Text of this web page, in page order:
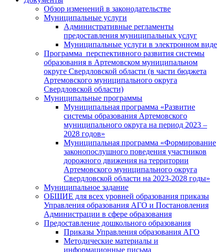
Обзор изменений в законодательстве
Муниципальные услуги
Административные регламенты
предоставления муниципальных услуг
Муниципальные услуги в электронном виде
Программа перспективного развития системы
образования в Артемовском муниципальном
округе Свердловской области (в части бюджета
Артемовского муниципального округа
Свердловской области)
Муниципальные программы
Муниципальная программа «Развитие
системы образования Артемовского
муниципального округа на период 2023 –
2028 годов»
Муниципальная программа «Формирование
законопослушного поведения участников
дорожного движения на территории
Артемовского муниципального округа
Свердловской области на 2023-2028 годы»
Муниципальное задание
ОБЩИЕ для всех уровней образования приказы
Управления образования АГО и Постановления
Администрации в сфере образования
Предоставление дошкольного образования
Приказы Управления образования АГО
Методические материалы и
информационные письма